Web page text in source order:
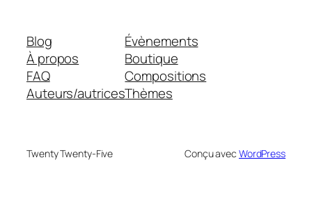
Blog
À propos
FAQ
Auteurs/autrices
Évènements
Boutique
Compositions
Thèmes
Twenty Twenty-Five Conçu avec WordPress